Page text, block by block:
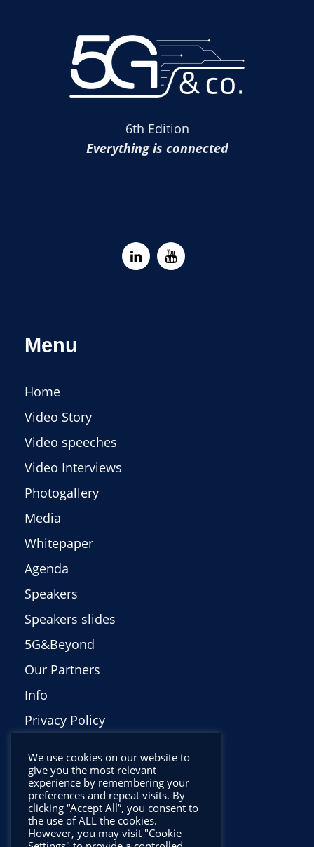
6th Edition
Everything is connected
Menu
Home
Video Story
Video speeches
Video Interviews
Photogallery
Media
Whitepaper
Agenda
Speakers
Speakers slides
5G&Beyond
Our Partners
Info
Privacy Policy
We use cookies on our website to
give you the most relevant
experience by remembering your
preferences and repeat visits. By
clicking “Accept All”, you consent to
the use of ALL the cookies.
However, you may visit "Cookie